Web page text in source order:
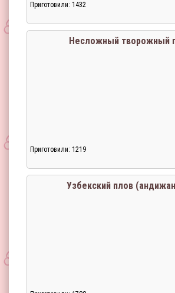
Приготовили: 1432
Несложный творожный
Приготовили: 1219
Узбекский плов